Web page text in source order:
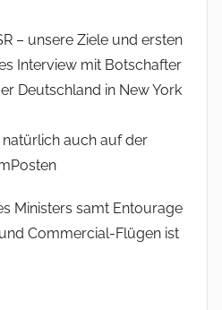
– unsere Ziele und ersten
Interview mit Botschafter
Deutschland in New York
natürlich auch auf der
Ministers samt Entourage
Commercial-Flügen ist